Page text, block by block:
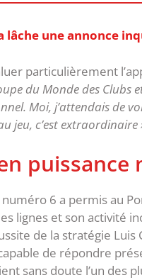
lâche une annonce
particulièrement
du Monde des Clubs
Moi, j’attendais de
jeu, c’est extraordinaire
puissance
6 a permis au
lignes et son activité
de la stratégie
de répondre
sans doute l’un des